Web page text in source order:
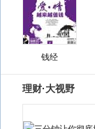
钱经
理财·大视野